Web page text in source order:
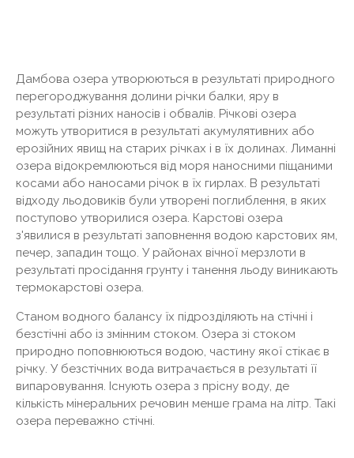
Дамбова озера утворюються в результаті природного
перегороджування долини річки балки, яру в
результаті різних наносів і обвалів. Річкові озера
можуть утворитися в результаті акумулятивних або
ерозійних явищ на старих річках і в їх долинах. Лиманні
озера відокремлюються від моря наносними піщаними
косами або наносами річок в їх гирлах. В результаті
відходу льодовиків були утворені поглиблення, в яких
поступово утворилися озера. Карстові озера
з'явилися в результаті заповнення водою карстових ям,
печер, западин тощо. У районах вічної мерзлоти в
результаті просідання грунту і танення льоду виникають
термокарстові озера.
Станом водного балансу їх підрозділяють на стічні і
безстічні або із змінним стоком. Озера зі стоком
природно поповнюються водою, частину якої стікає в
річку. У безстічних вода витрачається в результаті її
випаровування. Існують озера з прісну воду, де
кількість мінеральних речовин менше грама на літр. Такі
озера переважно стічні.